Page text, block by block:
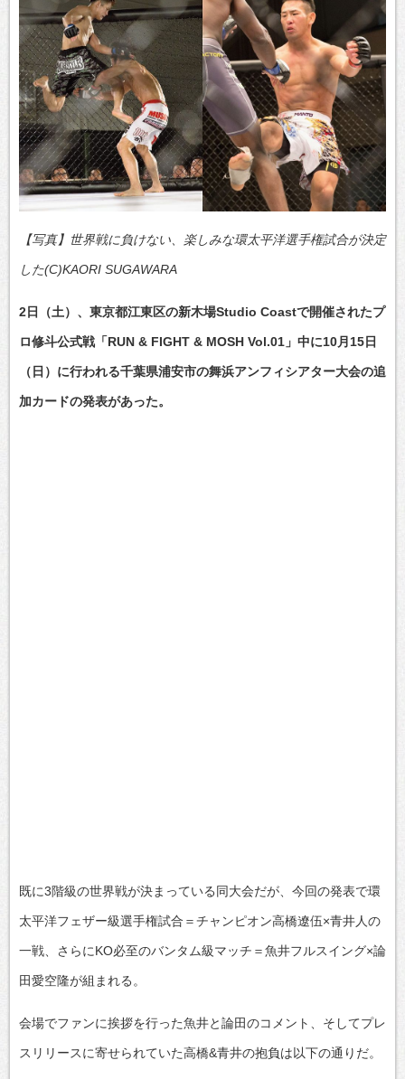
【写真】世界戦に負けない、楽しみな環太平洋選手権試合が決定
した(C)KAORI SUGAWARA
2日（土）、東京都江東区の新木場Studio Coastで開催されたプ
ロ修斗公式戦「RUN & FIGHT & MOSH Vol.01」中に10月15日
（日）に行われる千葉県浦安市の舞浜アンフィシアター大会の追
加カードの発表があった。
既に3階級の世界戦が決まっている同大会だが、今回の発表で環
太平洋フェザー級選手権試合＝チャンピオン高橋遼伍×青井人の
一戦、さらにKO必至のバンタム級マッチ＝魚井フルスイング×論
田愛空隆が組まれる。
会場でファンに挨拶を行った魚井と論田のコメント、そしてプレ
スリリースに寄せられていた高橋&青井の抱負は以下の通りだ。